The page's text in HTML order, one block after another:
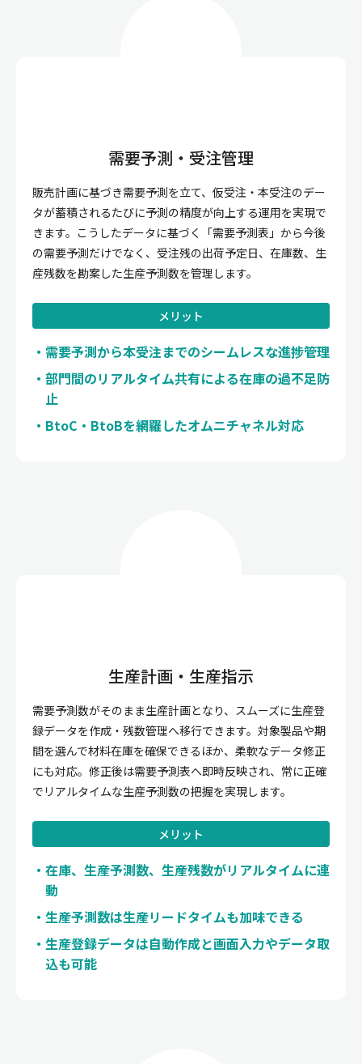
需要予測・受注管理
販売計画に基づき需要予測を立て、仮受注・本受注のデー
タが蓄積されるたびに予測の精度が向上する運用を実現で
きます。こうしたデータに基づく「需要予測表」から今後
の需要予測だけでなく、受注残の出荷予定日、在庫数、生
産残数を勘案した生産予測数を管理します。
メリット
需要予測から本受注までのシームレスな進捗管理
部門間のリアルタイム共有による在庫の過不足防
止
BtoC・BtoBを網羅したオムニチャネル対応
生産計画・生産指示
需要予測数がそのまま生産計画となり、スムーズに生産登
録データを作成・残数管理へ移行できます。対象製品や期
間を選んで材料在庫を確保できるほか、柔軟なデータ修正
にも対応。修正後は需要予測表へ即時反映され、常に正確
でリアルタイムな生産予測数の把握を実現します。
メリット
在庫、生産予測数、生産残数がリアルタイムに連
動
生産予測数は生産リードタイムも加味できる
生産登録データは自動作成と画面入力やデータ取
込も可能